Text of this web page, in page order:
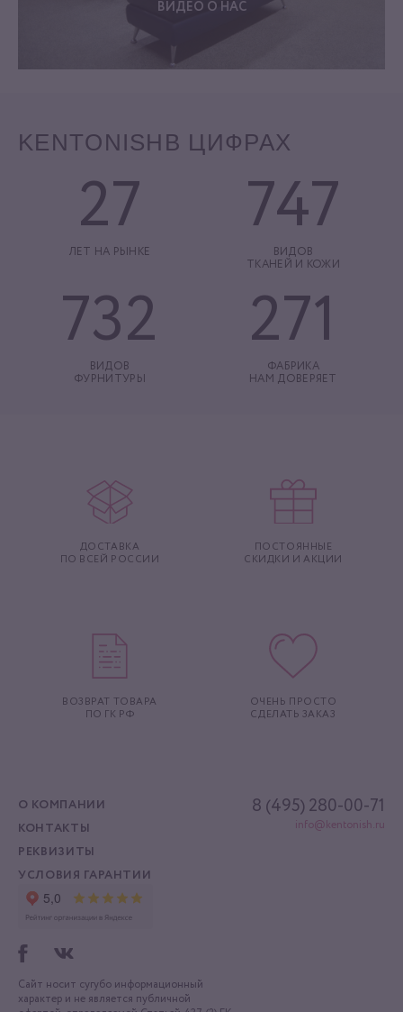
ВИДЕО О НАС
KENTONISH В ЦИФРАХ
27
ЛЕТ НА РЫНКЕ
747
ВИДОВ
ТКАНЕЙ И КОЖИ
732
ВИДОВ
ФУРНИТУРЫ
271
ФАБРИКА
НАМ ДОВЕРЯЕТ
ДОСТАВКА
ПО ВСЕЙ РОССИИ
ПОСТОЯННЫЕ
СКИДКИ И АКЦИИ
ВОЗВРАТ ТОВАРА
ПО ГК РФ
ОЧЕНЬ ПРОСТО
СДЕЛАТЬ ЗАКАЗ
Сайт носит сугубо информационный
характер и не является публичной
О КОМПАНИИ
КОНТАКТЫ
РЕКВИЗИТЫ
УСЛОВИЯ ГАРАНТИИ
8 (495) 280-00-71
info@kentonish.ru